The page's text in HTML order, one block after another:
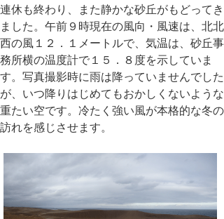
連休も終わり、また静かな砂丘がもどってき
ました。午前９時現在の風向・風速は、北北
西の風１２．１メートルで、気温は、砂丘事
務所横の温度計で１５．８度を示していま
す。写真撮影時に雨は降っていませんでした
が、いつ降りはじめてもおかしくないような
重たい空です。冷たく強い風が本格的な冬の
訪れを感じさせます。